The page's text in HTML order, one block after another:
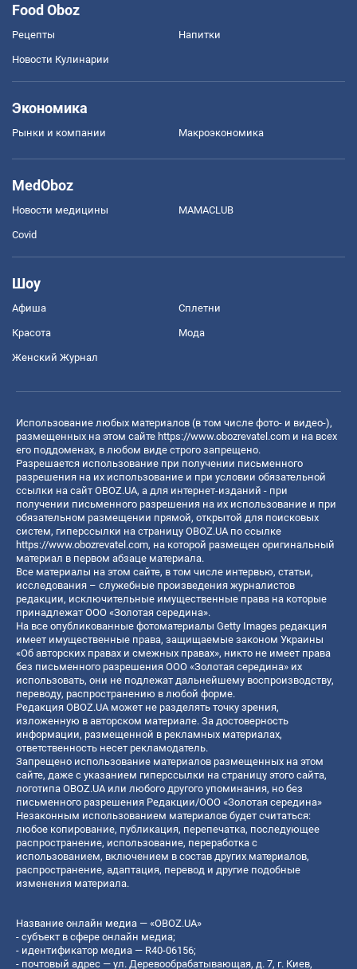
Food Oboz
Рецепты Напитки
Новости Кулинарии
Экономика
Рынки и компании Mакроэкономика
MedOboz
Новости медицины MAMACLUB
Covid
Шоу
Афиша Сплетни
Красота Мода
Женский Журнал
Использование любых материалов (в том числе фото- и видео-),
размещенных на этом сайте https://www.obozrevatel.com и на всех
его поддоменах, в любом виде строго запрещено.
Разрешается использование при получении письменного
разрешения на их использование и при условии обязательной
ссылки на сайт OBOZ.UA, а для интернет-изданий - при
получении письменного разрешения на их использование и при
обязательном размещении прямой, открытой для поисковых
систем, гиперссылки на страницу OBOZ.UA по ссылке
https://www.obozrevatel.com, на которой размещен оригинальный
материал в первом абзаце материала.
Все материалы на этом сайте, в том числе интервью, статьи,
исследования – служебные произведения журналистов
редакции, исключительные имущественные права на которые
принадлежат ООО «Золотая середина».
На все опубликованные фотоматериалы Getty Images редакция
имеет имущественные права, защищаемые законом Украины
«Об авторских правах и смежных правах», никто не имеет права
без письменного разрешения ООО «Золотая середина» их
использовать, они не подлежат дальнейшему воспроизводству,
переводу, распространению в любой форме.
Редакция OBOZ.UA может не разделять точку зрения,
изложенную в авторском материале. За достоверность
информации, размещенной в рекламных материалах,
ответственность несет рекламодатель.
Запрещено использование материалов размещенных на этом
сайте, даже с указанием гиперссылки на страницу этого сайта,
логотипа OBOZ.UA или любого другого упоминания, но без
письменного разрешения Редакции/ООО «Золотая середина»
Незаконным использованием материалов будет считаться:
любое копирование, публикация, перепечатка, последующее
распространение, использование, переработка с
использованием, включением в состав других материалов,
распространение, адаптация, перевод и другие подобные
изменения материала.
Название онлайн медиа — «OBOZ.UA»
- субъект в сфере онлайн медиа;
- идентификатор медиа — R40-06156;
- почтовый адрес — ул. Деревообрабатывающая, д. 7, г. Киев,